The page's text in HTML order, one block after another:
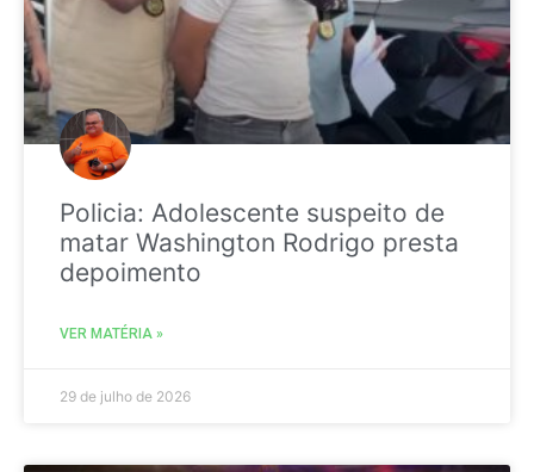
Policia: Adolescente suspeito de
matar Washington Rodrigo presta
depoimento
VER MATÉRIA »
29 de julho de 2026